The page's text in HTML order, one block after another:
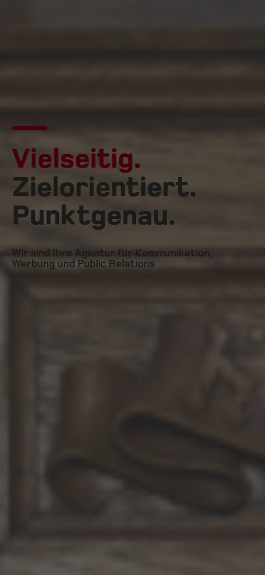
Vielseitig.
Zielorientiert.
Punktgenau.
Wir sind Ihre Agentur für Kommunikation,
Werbung und Public Relations